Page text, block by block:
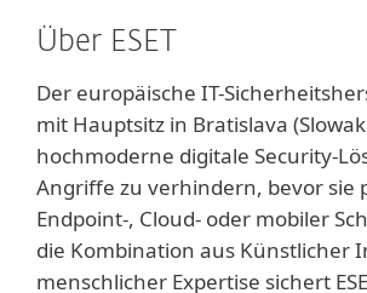
Über ESET
Der europäische IT-
mit Hauptsitz in Bratislava
hochmoderne digitale Security-
Angriffe zu verhindern, bevor sie
Endpoint-, Cloud- oder mobiler
die Kombination aus Künstlicher
menschlicher Expertise sichert